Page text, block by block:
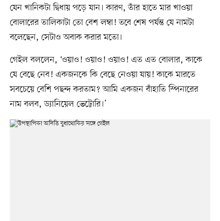
যেন খানিকটা দ্বিধায় পড়ে যান। কারণ, তাঁর হাতে মার খাওয়া
বোলারের তালিকাটা তো বেশ লম্বা! তবে শেষ পর্যন্ত যে নামটা
বলেছেন, সেটাও অবাক করার মতো।
গেইল বললেন, ‘ওয়াও! ওয়াও! ওয়াও! এত এত বোলার, কাকে
যে বেছে নেব! একজনকে কি বেছে নেওয়া যায়! কাকে মারতে
সবচেয়ে বেশি পছন্দ করতাম? আমি একজন বাঁহাতি স্পিনারের
নাম বলব, ড্যানিয়েল ভেট্টোরি।’